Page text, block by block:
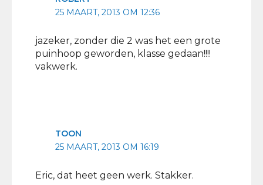
25 MAART, 2013 OM 12:36
jazeker, zonder die 2 was het een grote
puinhoop geworden, klasse gedaan!!!!
vakwerk.
TOON
25 MAART, 2013 OM 16:19
Eric, dat heet geen werk. Stakker.